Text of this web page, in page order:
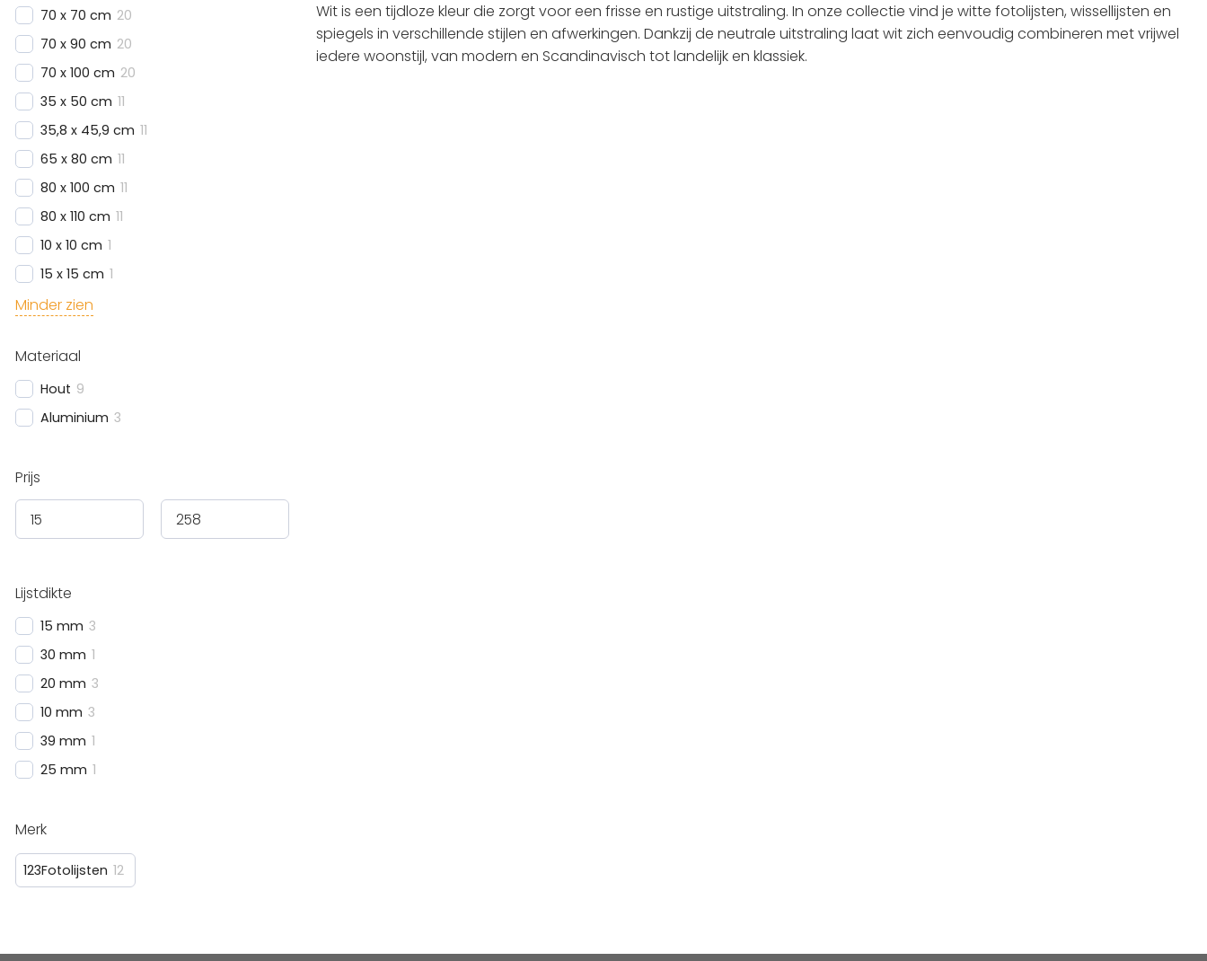
70 x 70 cm 20
70 x 90 cm 20
70 x 100 cm 20
35 x 50 cm 11
35,8 x 45,9 cm 11
65 x 80 cm 11
80 x 100 cm 11
80 x 110 cm 11
10 x 10 cm 1
15 x 15 cm 1
Minder zien
Materiaal
Hout 9
Aluminium 3
Prijs
Lijstdikte
15 mm 3
30 mm 1
20 mm 3
10 mm 3
39 mm 1
25 mm 1
Merk
123Fotolijsten 12
Wit is een tijdloze kleur die zorgt voor een frisse en rustige uitstraling. In onze collectie vind je witte fotolijsten, wissellijsten en
spiegels in verschillende stijlen en afwerkingen. Dankzij de neutrale uitstraling laat wit zich eenvoudig combineren met vrijwel
iedere woonstijl, van modern en Scandinavisch tot landelijk en klassiek.